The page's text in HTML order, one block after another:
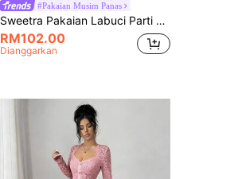
#Pakaian Musim Panas
Sweetra Pakaian Labuci Parti Krismas Wanita, Pakaian Berkilat, Pakaian Tahun Baru, Sesuai Untuk Musim Bunga, Musim Gugur, Musim Sejuk, Parti, Ulang-alik, Harian, Perjalanan, Percutian, Pakaian Mini A-Barisan Pinggang Merah Jambu Fit Flare Lengan Panjang
RM102.00
Dianggarkan